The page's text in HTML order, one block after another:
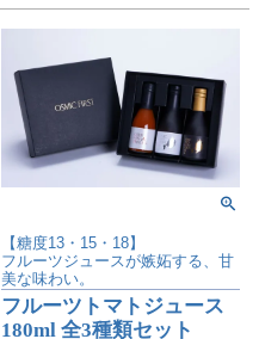
【糖度13・15・18】
フルーツジュースが嫉妬する、甘
美な味わい。
フルーツトマトジュース
180ml 全3種類セット